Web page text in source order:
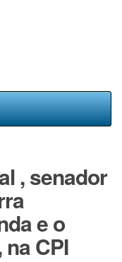
, senador
e o
CPI